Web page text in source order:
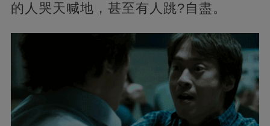
的人哭天喊地，甚至有人跳?自盡。